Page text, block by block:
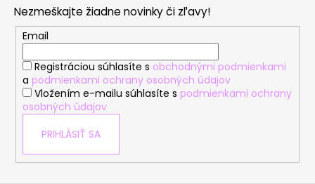
Nezmeškajte žiadne novinky či zľavy!
Email
Registráciou súhlasíte s obchodnými podmienkami
a podmienkami ochrany osobných údajov
Vložením e-mailu súhlasíte s podmienkami ochrany
osobných údajov
PRIHLÁSIŤ SA